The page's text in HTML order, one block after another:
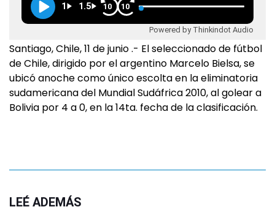
1 1.5 10 10
Powered by Thinkindot Audio
Santiago, Chile, 11 de junio .- El seleccionado de fútbol
de Chile, dirigido por el argentino Marcelo Bielsa, se
ubicó anoche como único escolta en la eliminatoria
sudamericana del Mundial Sudáfrica 2010, al golear a
Bolivia por 4 a 0, en la 14ta. fecha de la clasificación.
LEÉ ADEMÁS